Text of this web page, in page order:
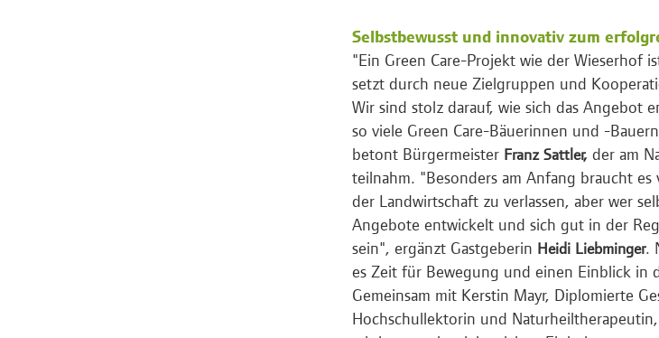
Selbstbewusst und innovativ zum
"Ein Green Care-Projekt wie der Wieserhof
setzt durch neue Zielgruppen und
Wir sind stolz darauf, wie sich das Angebot
so viele Green Care-Bäuerinnen und -
betont Bürgermeister Franz Sattler, der am
teilnahm. "Besonders am Anfang braucht
der Landwirtschaft zu verlassen, aber wer
Angebote entwickelt und sich gut in der
sein", ergänzt Gastgeberin Heidi Liebminger.
es Zeit für Bewegung und einen Einblick in
Gemeinsam mit Kerstin Mayr, Diplomierte
Hochschullektorin und